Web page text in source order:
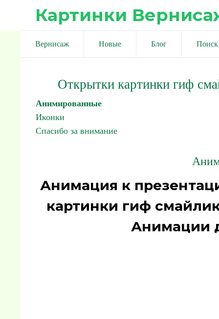
Картинки
Вернисаж Новые Блог Поиск
Открытки картинки гиф
Анимированные
Иконки
Спасибо за внимание
Анимация к
картинки гиф
Анимации